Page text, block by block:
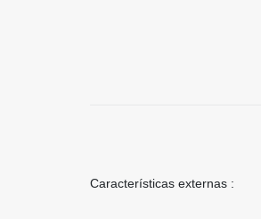
Características externas :